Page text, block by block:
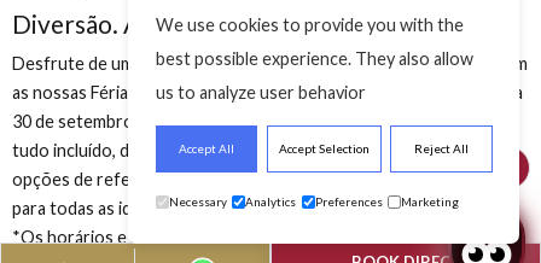
Verão Com
Incluído
luxo, muito sol, férias inesquecíveis no Algarve.
Férias De Verão
Tudo Incluído
Férias inesquecíveis no Algarve.
tratamos dos
Férias De Verão
Tudo Incluído
Jantar de luxo, muito sol, férias inesquecíveis no
De Verão Com
Tudo Incluído
no Algarve. Você trata da diversão. Nós
tratamos dos extras.